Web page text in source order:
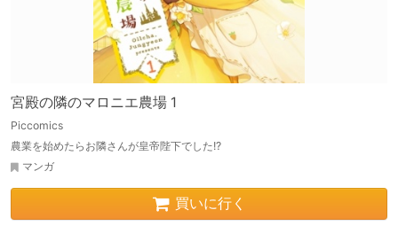
宮殿の隣のマロニエ農場 1
Piccomics
農業を始めたらお隣さんが皇帝陛下でした!?
マンガ
買いに行く